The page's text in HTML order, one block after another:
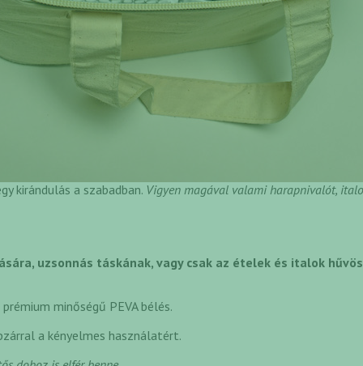
kirándulás a szabadban. Vigyen magával valami harapnivalót,
uzsonnás táskának, vagy csak az ételek és italok
minőségű PEVA bélés.
a kényelmes használatért.